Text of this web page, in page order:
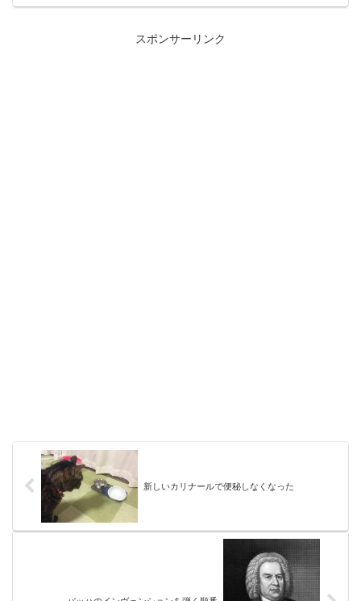
スポンサーリンク
新しいカリナールで便秘しなくなった